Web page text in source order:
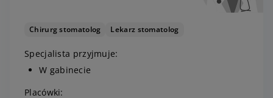
Chirurg stomatolog Lekarz stomatolog
Specjalista przyjmuje:
W gabinecie
Placówki: